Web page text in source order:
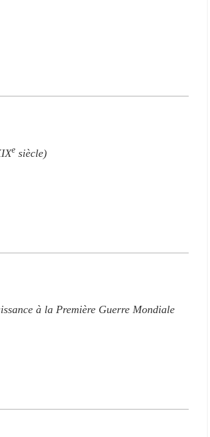
e siècle)
à la Première Guerre Mondiale